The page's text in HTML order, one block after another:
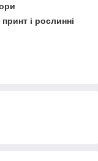
і рослинні